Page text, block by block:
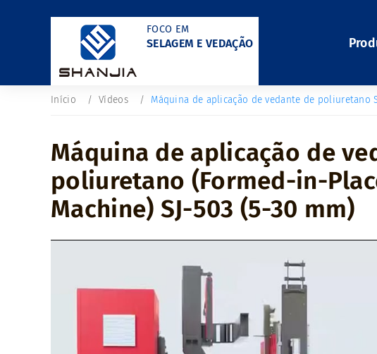
FOCO EM
SELAGEM E VEDAÇÃO
Início Vídeos Máquina de aplicação de vedante de poliuretano
Máquina de aplicação de
poliuretano (Formed-in-
Machine) SJ-503 (5-30 mm)